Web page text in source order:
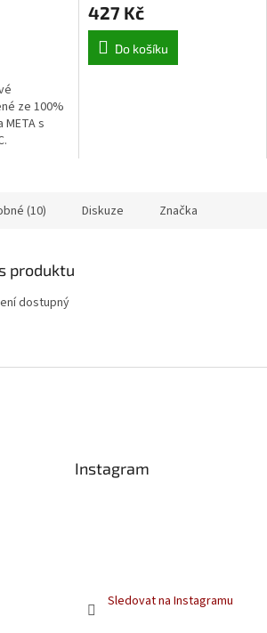
ze 100%
s
427 Kč
Do košíku
(10) Diskuze Značka
produktu
dostupný
Instagram
Sledovat na Instagramu